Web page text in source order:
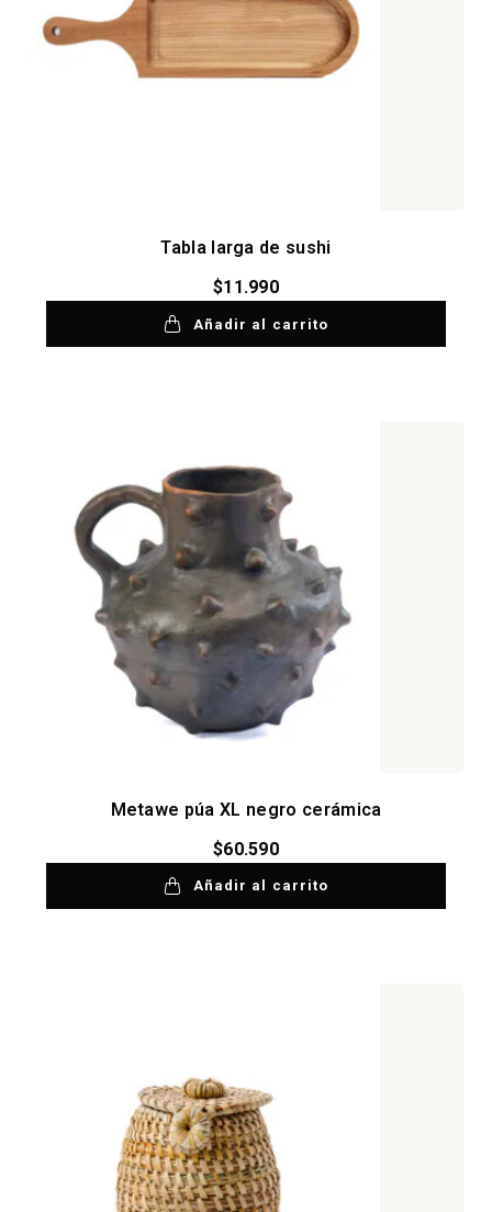
Tabla larga de sushi
$11.990
Añadir al carrito
Metawe púa XL negro cerámica
$60.590
Añadir al carrito